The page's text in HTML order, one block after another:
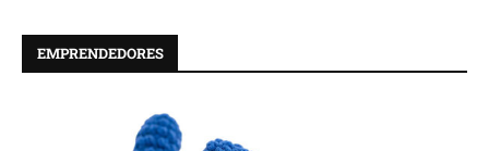
EMPRENDEDORES